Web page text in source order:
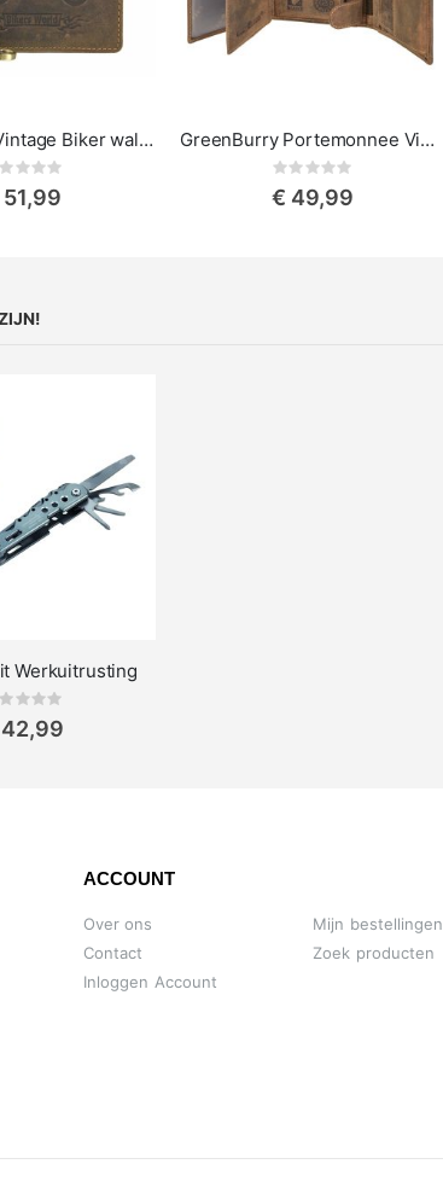
GreenBurry Vintage Biker wallet - Motor
Rating:
GreenBurry Portemonnee Vintage
Rating:
€ 49,99
Werkuitrusting
Rating:
ACCOUNT
Over ons
Contact
Inloggen Account
Mijn bestellingen
Zoek producten